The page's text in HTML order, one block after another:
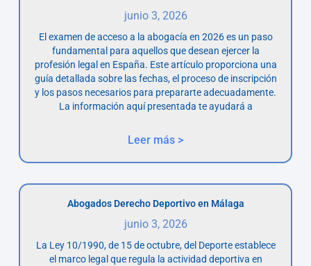
junio 3, 2026
El examen de acceso a la abogacía en 2026 es un paso
fundamental para aquellos que desean ejercer la
profesión legal en España. Este artículo proporciona una
guía detallada sobre las fechas, el proceso de inscripción
y los pasos necesarios para prepararte adecuadamente.
La información aquí presentada te ayudará a
Leer más >
Abogados Derecho Deportivo en Málaga
junio 3, 2026
La Ley 10/1990, de 15 de octubre, del Deporte establece
el marco legal que regula la actividad deportiva en